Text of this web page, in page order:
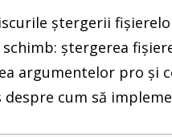
ștergerii
ștergerea
argumentelor pro și
cum să